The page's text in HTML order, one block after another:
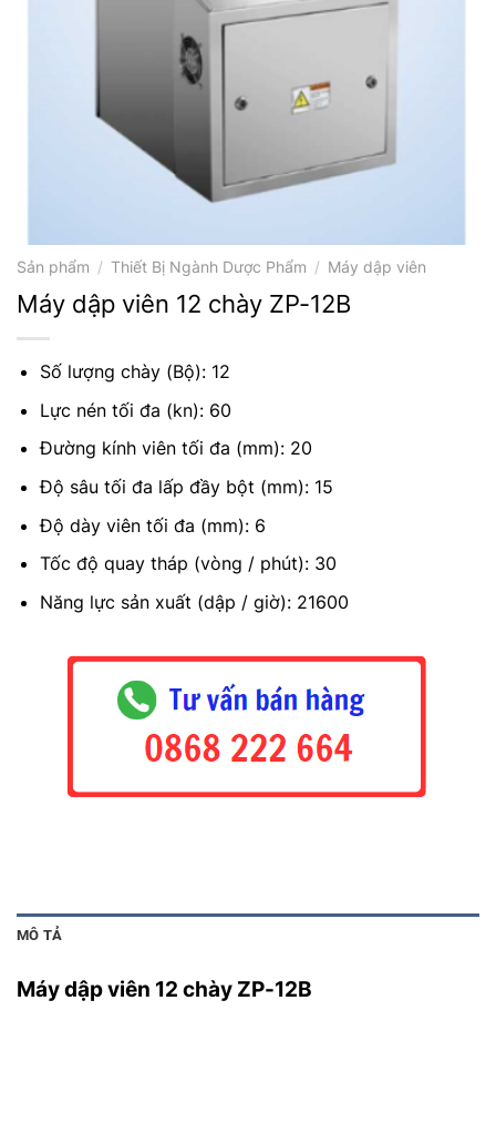
Sản phẩm / Thiết Bị Ngành Dược Phẩm / Máy dập viên
Máy dập viên 12 chày ZP-12B
Số lượng chày (Bộ): 12
Lực nén tối đa (kn): 60
Đường kính viên tối đa (mm): 20
Độ sâu tối đa lấp đầy bột (mm): 15
Độ dày viên tối đa (mm): 6
Tốc độ quay tháp (vòng / phút): 30
Năng lực sản xuất (dập / giờ): 21600
MÔ TẢ
Máy dập viên 12 chày ZP-12B